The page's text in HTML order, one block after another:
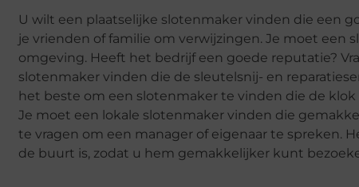
U wilt een plaatselijke slotenmaker vinden die een
je vrienden of familie om verwijzingen. Je moet
omgeving. Heeft het bedrijf een goede reputatie?
slotenmaker vinden die de sleutelsnij- en
het beste om een slotenmaker te vinden die de
Je moet een lokale slotenmaker vinden die
te vragen om een manager of eigenaar te spreken.
de buurt is, zodat u hem gemakkelijker kunt